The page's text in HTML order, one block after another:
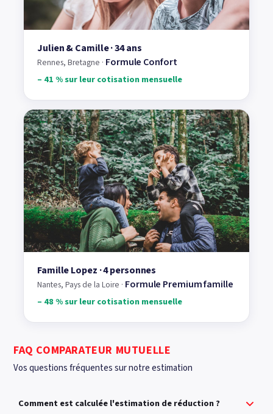
Julien & Camille · 34 ans
Rennes, Bretagne · Formule Confort
– 41 % sur leur cotisation mensuelle
Famille Lopez · 4 personnes
Nantes, Pays de la Loire · Formule Premium famille
– 48 % sur leur cotisation mensuelle
FAQ COMPARATEUR MUTUELLE
Vos questions fréquentes sur notre estimation
Comment est calculée l'estimation de réduction ?